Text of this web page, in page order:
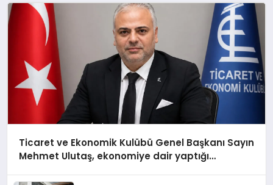
Ticaret ve Ekonomik Kulübü Genel Başkanı Sayın
Mehmet Ulutaş, ekonomiye dair yaptığı